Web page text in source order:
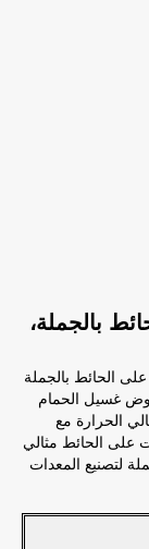
بالجملة،
الحائط بالجملة
غسيل الحمام
الحرارة مع
الحائط مثالي
لتصنيع المعدات